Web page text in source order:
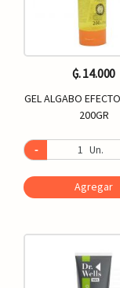
₲. 14.000
GEL ALGABO
200GR
- Un.
Agregar